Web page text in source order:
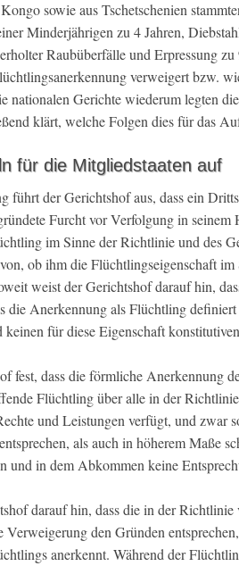
sowie aus Tschetschenien
Minderjährigen zu 4 Jahren,
Raubüberfälle und Erpressung
verweigert bzw.
nationalen Gerichte wiederum legten
klärt, welche Folgen dies für das
für die Mitgliedstaaten auf
führt der Gerichtshof aus, dass ein
Furcht vor Verfolgung in
im Sinne der Richtlinie und des
ob ihm die Flüchtlingseigenschaft
weist der Gerichtshof darauf hin,
die Anerkennung als Flüchtling
für diese Eigenschaft
fest, dass die förmliche Anerkennung
Flüchtling über alle in der
und Leistungen verfügt, und zwar
als auch in höherem Maße
und in dem Abkommen keine
darauf hin, dass die in der Richtlinie
den Gründen
anerkennt. Während der